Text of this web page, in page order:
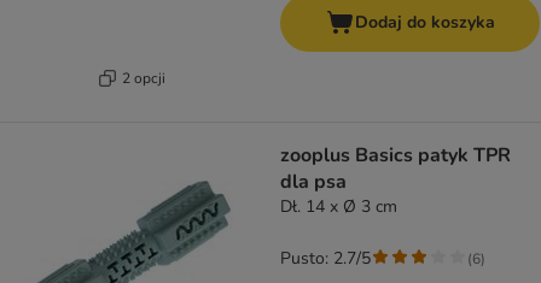
2 opcji
Dodaj do koszyka
zooplus Basics patyk TPR
dla psa
Dł. 14 x Ø 3 cm
Pusto: 2.7/5 (6)